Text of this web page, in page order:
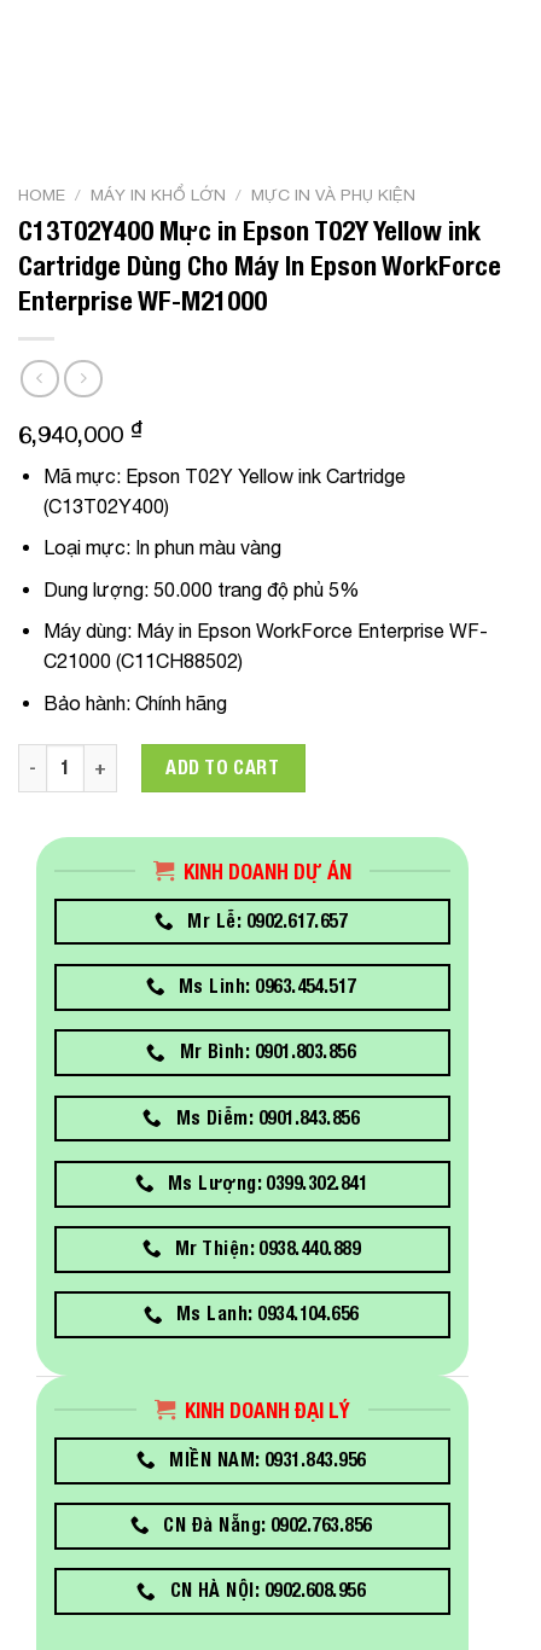
HOME / MÁY IN KHỔ LỚN / MỰC IN VÀ PHỤ KIỆN
C13T02Y400 Mực in Epson T02Y Yellow ink
Cartridge Dùng Cho Máy In Epson WorkForce
Enterprise WF-M21000
6,940,000 ₫
Mã mực:Epson T02Y Yellow ink Cartridge
(C13T02Y400)
Loại mực:In phun màu vàng
Dung lượng:50.000 trang độ phủ 5%
Máy dùng: Máy in Epson WorkForce Enterprise WF-
C21000 (C11CH88502)
Bảo hành:Chính hãng
C13T02Y400 Mực in Epson T02Y Yellow ink Cartridge Dùng
ADD TO CART
KINH DOANH DỰ ÁN
Mr Lễ: 0902.617.657
Ms Linh: 0963.454.517
Mr Bình: 0901.803.856
Ms Diễm: 0901.843.856
Ms Lượng: 0399.302.841
Mr Thiện: 0938.440.889
Ms Lanh: 0934.104.656
KINH DOANH ĐẠI LÝ
MIỀN NAM: 0931.843.956
CN Đà Nẵng: 0902.763.856
CN HÀ NỘI: 0902.608.956